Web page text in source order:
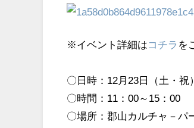
※イベント詳細はコチラ を
〇日時：12月23日（土・祝
〇時間：11：00～15：00
〇場所：郡山カルチャ－パ